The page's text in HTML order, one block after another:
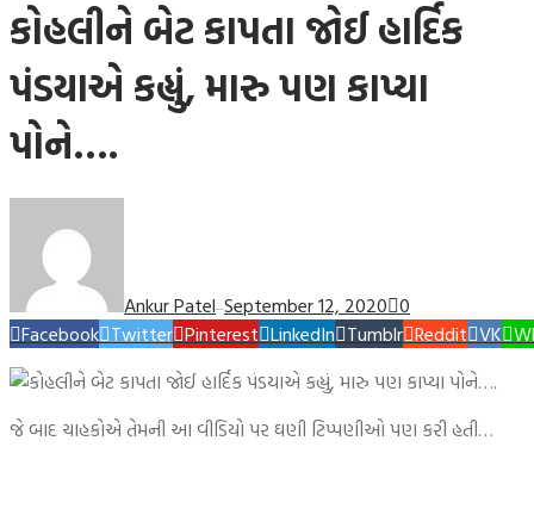
કોહલીને બેટ કાપતા જોઈ હાર્દિક
પંડયાએ કહ્યું, મારુ પણ કાપ્યા
પોને….
Ankur Patel—September 12, 2020 0
Facebook Twitter Pinterest LinkedIn Tumblr Reddit VK
જે બાદ ચાહકોએ તેમની આ વીડિયો પર ઘણી ટિપ્પણીઓ પણ કરી હતી…